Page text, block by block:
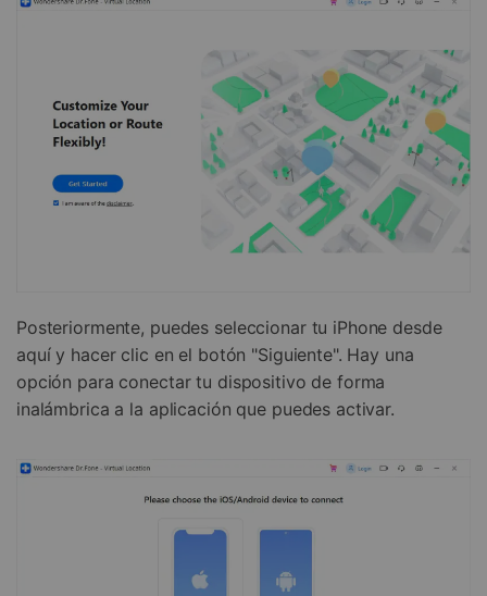
Posteriormente, puedes seleccionar tu iPhone desde
aquí y hacer clic en el botón "Siguiente". Hay una
opción para conectar tu dispositivo de forma
inalámbrica a la aplicación que puedes activar.